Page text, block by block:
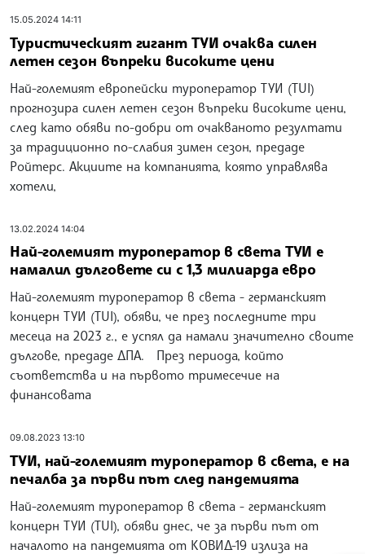
15.05.2024 14:11
Туристическият гигант ТУИ очаква силен
летен сезон въпреки високите цени
Най-големият европейски туроператор ТУИ (TUI)
прогнозира силен летен сезон въпреки високите цени,
след като обяви по-добри от очакваното резултати
за традиционно по-слабия зимен сезон, предаде
Ройтерс. Акциите на компанията, която управлява
хотели,
13.02.2024 14:04
Най-големият туроператор в света ТУИ е
намалил дълговете си с 1,3 милиарда евро
Най-големият туроператор в света - германският
концерн ТУИ (TUI), обяви, че през последните три
месеца на 2023 г., е успял да намали значително своите
дългове, предаде ДПА. През периода, който
съответства и на първото тримесечие на
финансовата
09.08.2023 13:10
ТУИ, най-големият туроператор в света, е на
печалба за първи път след пандемията
Най-големият туроператор в света - германският
концерн ТУИ (TUI), обяви днес, че за първи път от
началото на пандемията от КОВИД-19 излиза на